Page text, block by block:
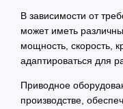
В зависимости от
может иметь
мощность, скорость,
адаптироваться для
Приводное
производстве,